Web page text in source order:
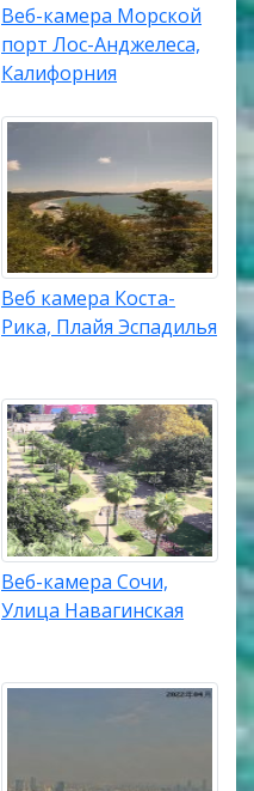
Веб-камера Морской
порт Лос-Анджелеса,
Калифорния
Веб камера Коста-
Рика, Плайя Эспадилья
Веб-камера Сочи,
Улица Навагинская